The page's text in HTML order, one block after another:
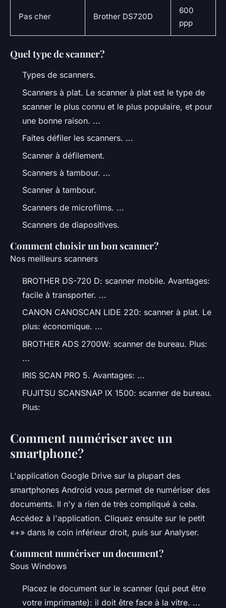
Pas cher Brother DS720D
600
ppp
Quel type de scanner?
Types de scanners.
Scanners à plat. Le scanner à plat est le type de
scanner le plus connu et le plus populaire, et pour
une bonne raison. ...
Faites défiler les scanners. ...
Scanner à défilement.
Scanners à tambour. ...
Scanner à tambour.
Scanners de microfilms. ...
Scanners de diapositives.
Comment choisir un bon scanner?
Nos meilleurs scanners
BROTHER DS-720 D: scanner mobile. Avantages:
facile à transporter. ...
CANON CANOSCAN LIDE 220: scanner à plat. Le
plus: économique. ...
BROTHER ADS 2700W: scanner de bureau. Plus:
...
IRIS SCAN PRO 5. Avantages: ...
FUJITSU SCANSNAP IX 1500: scanner de bureau.
Plus:
Comment numériser avec un
smartphone?
L'application Google Drive sur la plupart des
smartphones Android vous permet de numériser des
documents. Il n'y a rien de très compliqué à cela.
Accédez à l'application. Cliquez ensuite sur le petit
«+» dans le coin inférieur droit, puis sur Analyser.
Comment numériser un document?
Sous Windows
Placez le document sur le scanner (qui peut être
votre imprimante): il doit être face à la vitre. ...